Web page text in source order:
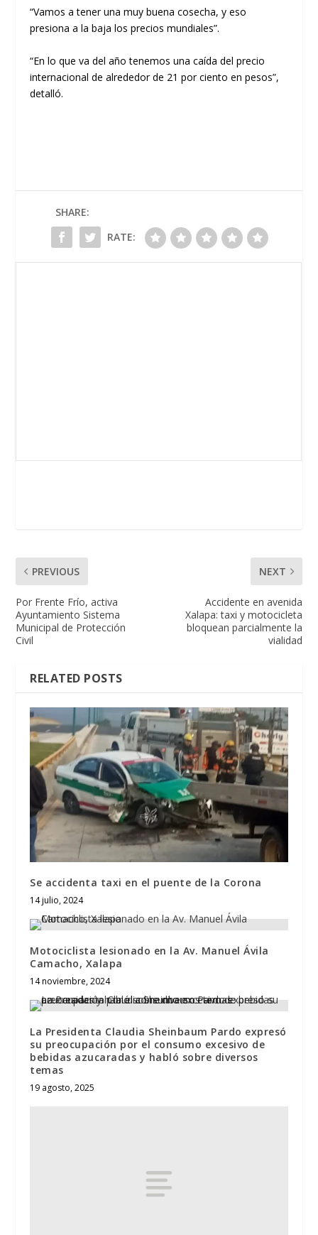
“Vamos a tener una muy buena cosecha, y eso
presiona a la baja los precios mundiales”.
“En lo que va del año tenemos una caída del precio
internacional de alrededor de 21 por ciento en pesos”,
detalló.
SHARE:
RATE:
PREVIOUS
Por Frente Frío, activa
Ayuntamiento Sistema
Municipal de Protección
Civil
NEXT
Accidente en avenida
Xalapa: taxi y motocicleta
bloquean parcialmente la
vialidad
RELATED POSTS
Se accidenta taxi en el puente de la Corona
14 julio, 2024
Motociclista lesionado en la Av. Manuel Ávila
Camacho, Xalapa
14 noviembre, 2024
La Presidenta Claudia Sheinbaum Pardo expresó
su preocupación por el consumo excesivo de
bebidas azucaradas y habló sobre diversos
temas
19 agosto, 2025